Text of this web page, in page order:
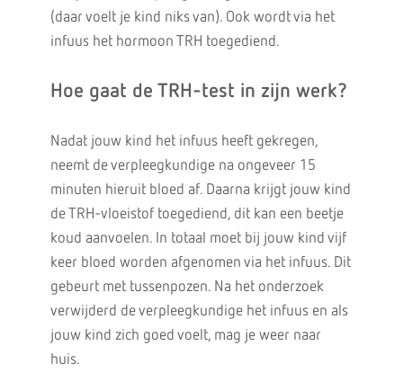
(daar voelt je kind niks van). Ook wordt via het
infuus het hormoon TRH toegediend.
Hoe gaat de TRH-test in zijn werk?
Nadat jouw kind het infuus heeft gekregen,
neemt de verpleegkundige na ongeveer 15
minuten hieruit bloed af. Daarna krijgt jouw kind
de TRH-vloeistof toegediend, dit kan een beetje
koud aanvoelen. In totaal moet bij jouw kind vijf
keer bloed worden afgenomen via het infuus. Dit
gebeurt met tussenpozen. Na het onderzoek
verwijderd de verpleegkundige het infuus en als
jouw kind zich goed voelt, mag je weer naar
huis.